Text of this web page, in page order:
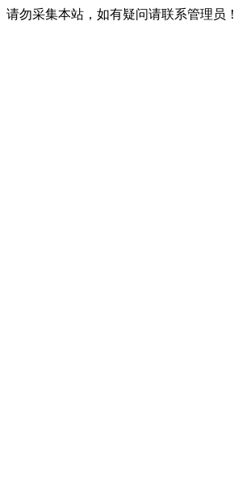
请勿采集本站，如有疑问请联系管理员！